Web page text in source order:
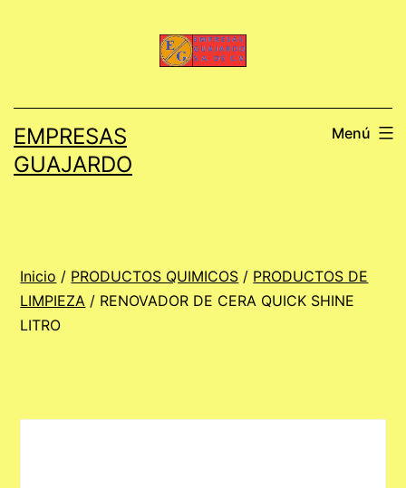
EMPRESAS
GUAJARDO
Menú
Inicio / PRODUCTOS QUIMICOS / PRODUCTOS DE
LIMPIEZA / RENOVADOR DE CERA QUICK SHINE
LITRO